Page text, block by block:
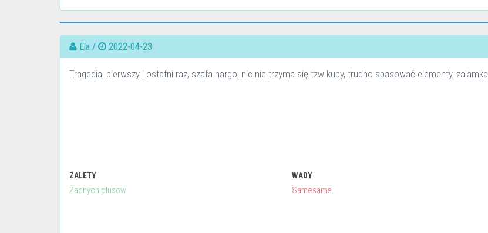
Ela / 2022-04-23
Tragedia, pierwszy i ostatni raz, szafa nargo, nic nie trzyma się tzw kupy, trudno spasować elementy, zalamka
ZALETY
Żadnych plusow
WADY
Samesame